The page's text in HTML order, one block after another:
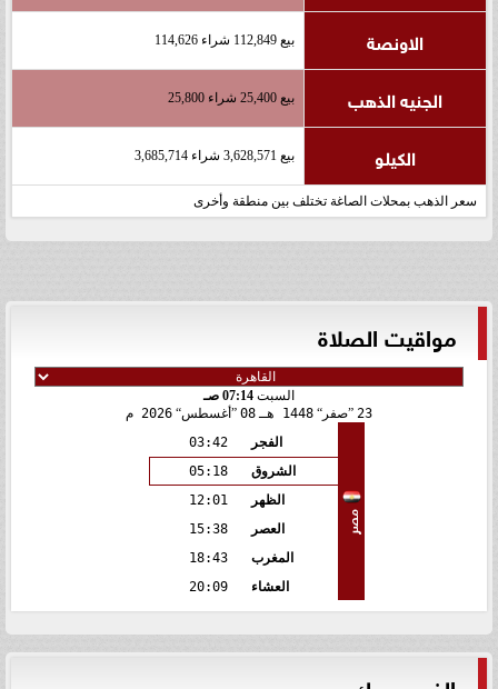
الاونصة بيع 112,849 شراء 114,626
الجنيه الذهب بيع 25,400 شراء 25,800
الكيلو بيع 3,628,571 شراء 3,685,714
سعر الذهب بمحلات الصاغة تختلف بين منطقة وأخرى
مواقيت الصلاة
السبت 07:14 صـ
23 صفر 1448 هـ 08 أغسطس 2026 م
مصر
الفجر
03:42
الشروق
05:18
الظهر
12:01
العصر
15:38
المغرب
18:43
العشاء
20:09